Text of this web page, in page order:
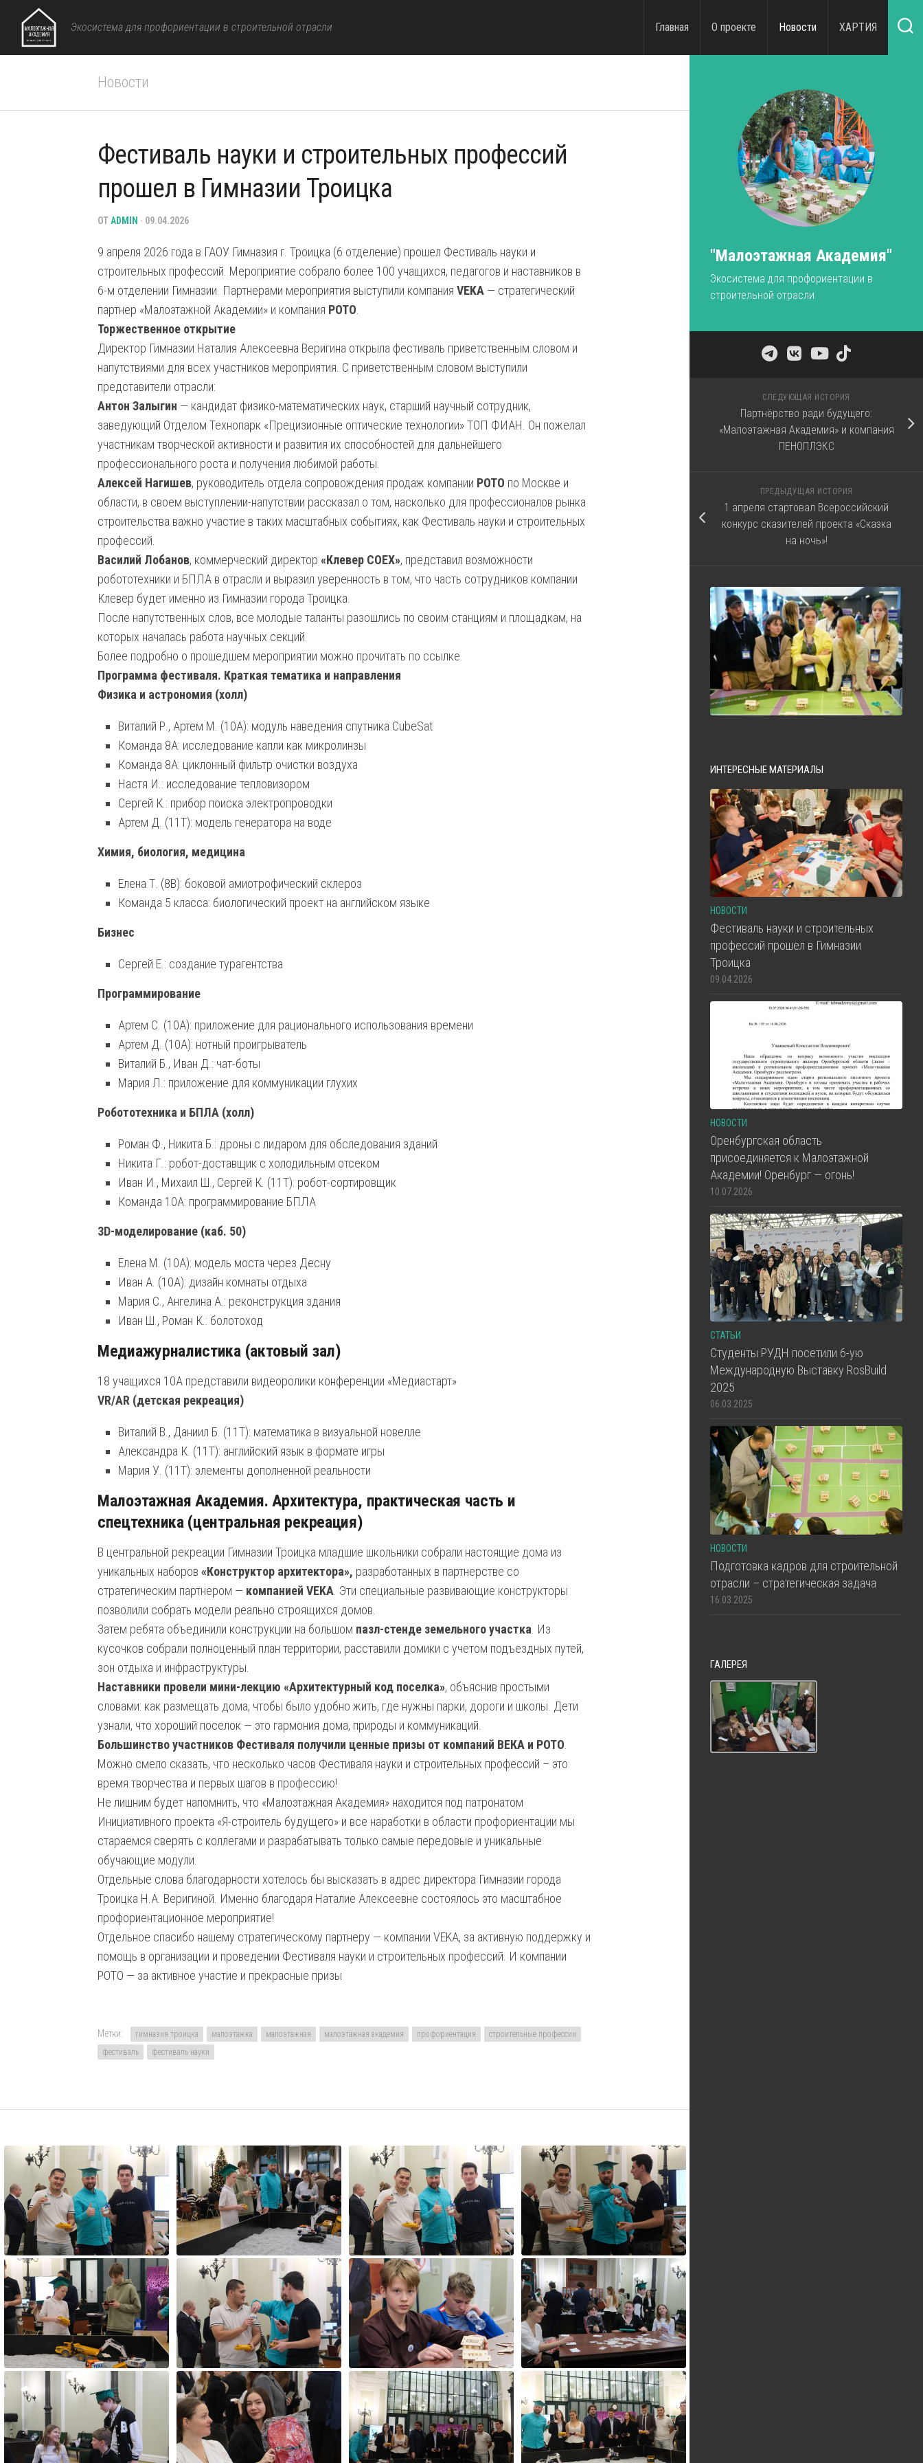
Перейти
содержанию
Экосистема для профориентации в строительной отрасли Главная О проекте Новости ХАРТИЯ
Новости
Фестиваль науки и строительных профессий
прошел в Гимназии Троицка
ОТADMIN · 09.04.2026
9 апреля 2026 года в ГАОУ Гимназия г. Троицка (6 отделение) прошел Фестиваль науки и
строительных профессий. Мероприятие собрало более 100 учащихся, педагогов и наставников в
6-м отделении Гимназии. Партнерами мероприятия выступили компания VEKA — стратегический
партнер «Малоэтажной Академии» и компания РОТО
Торжественное открытие
Директор Гимназии Наталия Алексеевна Веригина открыла фестиваль приветственным словом и
напутствиями для всех участников мероприятия. С приветственным словом выступили
представители отрасли:
Антон Залыгин — кандидат физико-математических наук, старший научный сотрудник,
заведующий Отделом Технопарк «Прецизионные оптические технологии» ТОП ФИАН. Он пожелал
участникам творческой активности и развития их способностей для дальнейшего
профессионального роста и получения любимой работы.
Алексей Нагишев, руководитель отдела сопровождения продаж компании РОТО по Москве и
области, в своем выступлении-напутствии рассказал о том, насколько для профессионалов рынка
строительства важно участие в таких масштабных событиях, как Фестиваль науки и строительных
профессий.
Василий Лобанов, коммерческий директор «Клевер COEX», представил возможности
робототехники и БПЛА в отрасли и выразил уверенность в том, что часть сотрудников компании
Клевер будет именно из Гимназии города Троицка.
После напутственных слов, все молодые таланты разошлись по своим станциям и площадкам, на
которых началась работа научных секций.
Более подробно о прошедшем мероприятии можно прочитать по ссылке.
Программа фестиваля. Краткая тематика и направления
Физика и астрономия (холл)
Виталий Р., Артем М. (10А): модуль наведения спутника CubeSat
Команда 8А: исследование капли как микролинзы
Команда 8А: циклонный фильтр очистки воздуха
Настя И.: исследование тепловизором
Сергей К.: прибор поиска электропроводки
Артем Д. (11Т): модель генератора на воде
Химия, биология, медицина
Елена Т. (8В): боковой амиотрофический склероз
Команда 5 класса: биологический проект на английском языке
Бизнес
Сергей Е.: создание турагентства
Программирование
Артем С. (10А): приложение для рационального использования времени
Артем Д. (10А): нотный проигрыватель
Виталий Б., Иван Д.: чат-боты
Мария Л.: приложение для коммуникации глухих
Робототехника и БПЛА (холл)
Роман Ф., Никита Б.: дроны с лидаром для обследования зданий
Никита Г.: робот-доставщик с холодильным отсеком
Иван И., Михаил Ш., Сергей К. (11Т): робот-сортировщик
Команда 10А: программирование БПЛА
3D-моделирование (каб. 50)
Елена М. (10А): модель моста через Десну
Иван А. (10А): дизайн комнаты отдыха
Мария С., Ангелина А.: реконструкция здания
Иван Ш., Роман К.: болотоход
Медиажурналистика (актовый зал)
18 учащихся 10А представили видеоролики конференции «Медиастарт»
VR/AR (детская рекреация)
Виталий В., Даниил Б. (11Т): математика в визуальной новелле
Александра К. (11Т): английский язык в формате игры
Мария У. (11Т): элементы дополненной реальности
Малоэтажная Академия. Архитектура, практическая часть и
спецтехника (центральная рекреация)
В центральной рекреации Гимназии Троицка младшие школьники собрали настоящие дома из
уникальных наборов «Конструктор архитектора», разработанных в партнерстве со
стратегическим партнером — компанией VEKA . Эти специальные развивающие конструкторы
позволили собрать модели реально строящихся домов.
Затем ребята объединили конструкции на большом пазл-стенде земельного участка . Из
кусочков собрали полноценный план территории, расставили домики с учетом подъездных путей,
зон отдыха и инфраструктуры.
Наставники провели мини-лекцию «Архитектурный код поселка», объяснив простыми
словами: как размещать дома, чтобы было удобно жить, где нужны парки, дороги и школы. Дети
узнали, что хороший поселок — это гармония дома, природы и коммуникаций.
Большинство участников Фестиваля получили ценные призы от компаний ВЕКА и РОТО
Можно смело сказать, что несколько часов Фестиваля науки и строительных профессий – это
время творчества и первых шагов в профессию!
Не лишним будет напомнить, что «Малоэтажная Академия» находится под патронатом
Инициативного проекта «Я-строитель будущего» и все наработки в области профориентации мы
стараемся сверять с коллегами и разрабатывать только самые передовые и уникальные
обучающие модули.
Отдельные слова благодарности хотелось бы высказать в адрес директора Гимназии города
Троицка Н.А. Веригиной. Именно благодаря Наталие Алексеевне состоялось это масштабное
профориентационное мероприятие!
Отдельное спасибо нашему стратегическому партнеру — компании VEKA, за активную поддержку и
помощь в организации и проведении Фестиваля науки и строительных профессий. И компании
РОТО — за активное участие и прекрасные призы
Метки: гимназия троицка малоэтажка малоэтажная малоэтажная академия профориентация
строительные профессии
фестиваль
фестиваль науки
"Малоэтажная Академия"
Экосистема для профориентации в
строительной отрасли
СЛЕДУЮЩАЯ ИСТОРИЯ
Партнёрство ради будущего:
«Малоэтажная Академия» и компания
ПЕНОПЛЭКС
ПРЕДЫДУЩАЯ ИСТОРИЯ
1 апреля стартовал Всероссийский
конкурс сказителей проекта «Сказка
на ночь»!
ИНТЕРЕСНЫЕ МАТЕРИАЛЫ
НОВОСТИ
Фестиваль науки и строительных
профессий прошел в Гимназии
Троицка
09.04.2026
НОВОСТИ
Оренбургская область
присоединяется к Малоэтажной
Академии! Оренбург — огонь!
10.07.2026
СТАТЬИ
Студенты РУДН посетили 6-ую
Международную Выставку RosBuild
2025
06.03.2025
НОВОСТИ
Подготовка кадров для строительной
отрасли – стратегическая задача
16.03.2025
ГАЛЕРЕЯ